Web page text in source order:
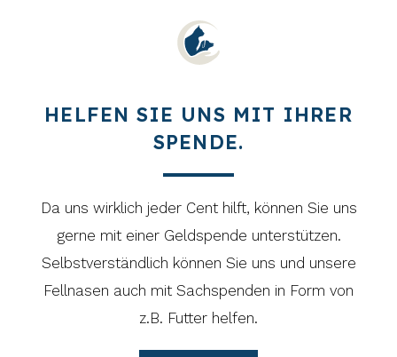
HELFEN SIE UNS MIT IHRER
SPENDE.
Da uns wirklich jeder Cent hilft, können Sie uns
gerne mit einer Geldspende unterstützen.
Selbstverständlich können Sie uns und unsere
Fellnasen auch mit Sachspenden in Form von
z.B. Futter helfen.